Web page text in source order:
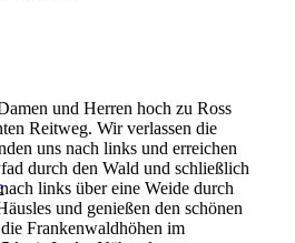
und Herren hoch zu Ross
Reitweg. Wir verlassen die
uns nach links und erreichen
durch den Wald und schließlich
links über eine Weide durch
und genießen den schönen
Frankenwaldhöhen im